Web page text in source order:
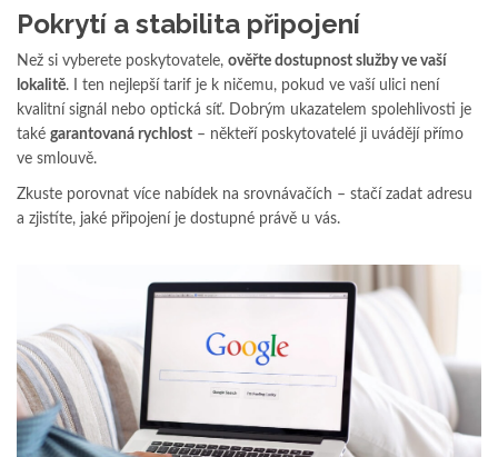
Pokrytí a stabilita připojení
Než si vyberete poskytovatele, ověřte dostupnost služby ve vaší
lokalitě. I ten nejlepší tarif je k ničemu, pokud ve vaší ulici není
kvalitní signál nebo optická síť. Dobrým ukazatelem spolehlivosti je
také garantovaná rychlost – někteří poskytovatelé ji uvádějí přímo
ve smlouvě.
Zkuste porovnat více nabídek na srovnávačích – stačí zadat adresu
a zjistíte, jaké připojení je dostupné právě u vás.